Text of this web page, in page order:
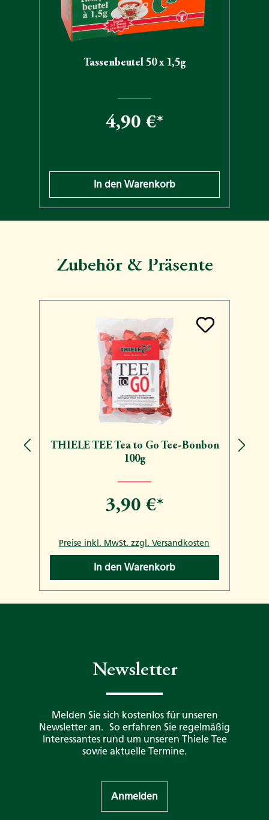
Tassenbeutel 50 x 1,5g
4,90 €*
In den Warenkorb
Zubehör & Präsente
THIELE TEE Tea to Go Tee-Bonbon
100g
3,90 €*
Preise inkl. MwSt. zzgl. Versandkosten
In den Warenkorb
Newsletter
Melden Sie sich kostenlos für unseren
Newsletter an. So erfahren Sie regelmäßig
Interessantes rund um unseren Thiele Tee
sowie aktuelle Termine.
Anmelden